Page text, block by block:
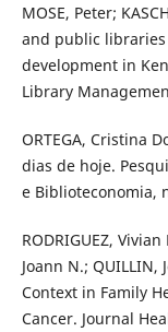
MOSE, Peter;
and public
development in
Library
ORTEGA, Cristina
dias de hoje.
e Biblioteconomia,
RODRIGUEZ,
Joann N.; QUILLIN,
Context in Family
Cancer. Journal